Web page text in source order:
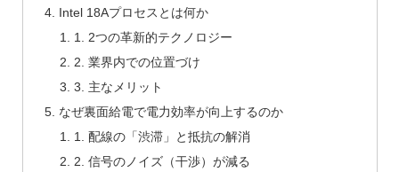
Intel 18Aプロセスとは何か
1. 2つの革新的テクノロジー
2. 業界内での位置づけ
3. 主なメリット
なぜ裏面給電で電力効率が向上するのか
1. 配線の「渋滞」と抵抗の解消
2. 信号のノイズ（干渉）が減る